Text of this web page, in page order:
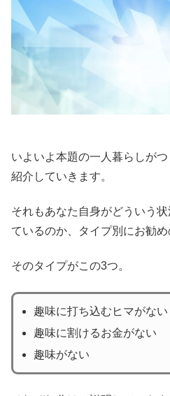
いよいよ本題の一人暮らしが
紹介していきます。
それもあなた自身がどういう
ているのか、タイプ別にお勧め
そのタイプがこの3つ。
趣味に打ち込むヒマがない
趣味に割けるお金がない
趣味がない